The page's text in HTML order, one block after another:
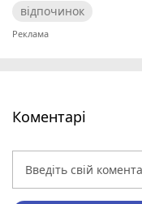
відпочинок
Коментарі